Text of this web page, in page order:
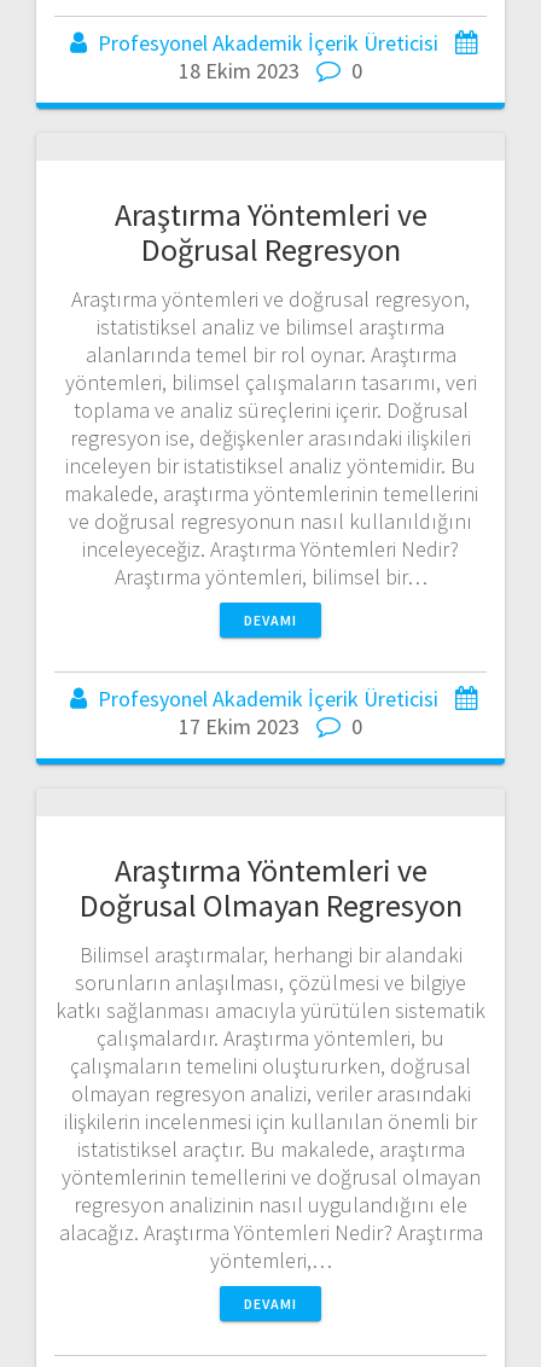
Profesyonel Akademik İçerik Üreticisi
18 Ekim 2023
0
Araştırma Yöntemleri ve
Doğrusal Regresyon
Araştırma yöntemleri ve doğrusal regresyon,
istatistiksel analiz ve bilimsel araştırma
alanlarında temel bir rol oynar. Araştırma
yöntemleri, bilimsel çalışmaların tasarımı, veri
toplama ve analiz süreçlerini içerir. Doğrusal
regresyon ise, değişkenler arasındaki ilişkileri
inceleyen bir istatistiksel analiz yöntemidir. Bu
makalede, araştırma yöntemlerinin temellerini
ve doğrusal regresyonun nasıl kullanıldığını
inceleyeceğiz. Araştırma Yöntemleri Nedir?
Araştırma yöntemleri, bilimsel bir…
DEVAMI
Profesyonel Akademik İçerik Üreticisi
17 Ekim 2023
0
Araştırma Yöntemleri ve
Doğrusal Olmayan Regresyon
Bilimsel araştırmalar, herhangi bir alandaki
sorunların anlaşılması, çözülmesi ve bilgiye
katkı sağlanması amacıyla yürütülen sistematik
çalışmalardır. Araştırma yöntemleri, bu
çalışmaların temelini oluştururken, doğrusal
olmayan regresyon analizi, veriler arasındaki
ilişkilerin incelenmesi için kullanılan önemli bir
istatistiksel araçtır. Bu makalede, araştırma
yöntemlerinin temellerini ve doğrusal olmayan
regresyon analizinin nasıl uygulandığını ele
alacağız. Araştırma Yöntemleri Nedir? Araştırma
yöntemleri,…
DEVAMI